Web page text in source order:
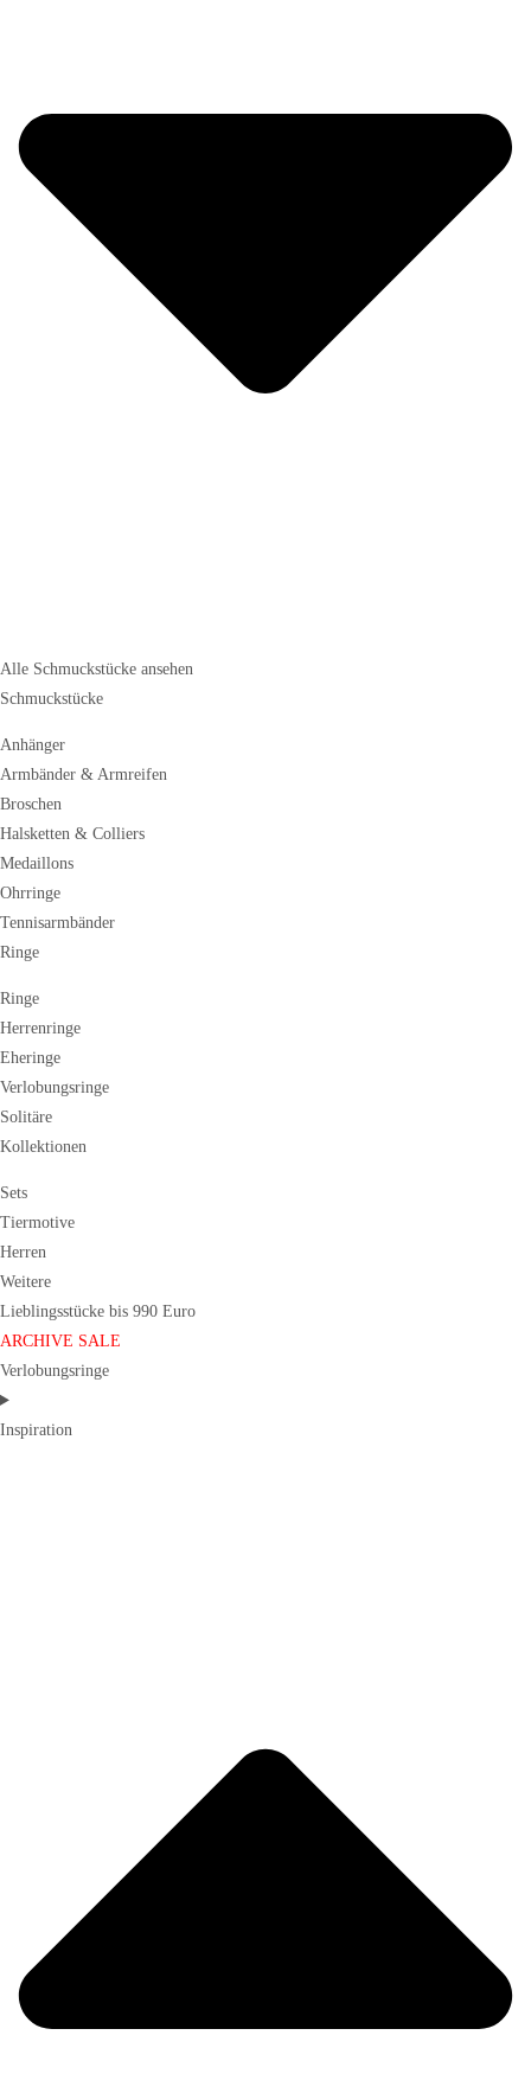
Alle Schmuckstücke ansehen
Schmuckstücke
Anhänger
Armbänder & Armreifen
Broschen
Halsketten & Colliers
Medaillons
Ohrringe
Tennisarmbänder
Ringe
Ringe
Herrenringe
Eheringe
Verlobungsringe
Solitäre
Kollektionen
Sets
Tiermotive
Herren
Weitere
Lieblingsstücke bis 990 Euro
ARCHIVE SALE
Verlobungsringe
Inspiration